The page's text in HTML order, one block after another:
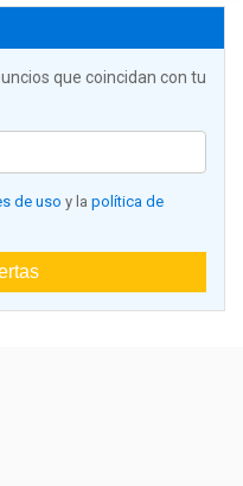
que coincidan con tu
de uso y la política de